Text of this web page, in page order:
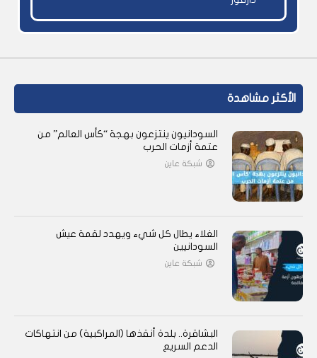
الأكثر مشاهدة
السودانيون ينتزعون بهجة “كأس العالم” من
عتمة أزمات الحرب
شبكة عاين
الغلاء يطال كل شيء ويهدد لقمة عيش
السودانيين
شبكة عاين
البشاقرة.. بلدة أنقذها (المراكبية) من انتهاكات
الدعم السريع